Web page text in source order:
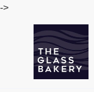
Passer
contenu
->